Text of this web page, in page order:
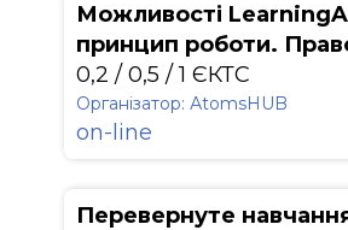
Можливості
принцип роботи.
0,2 / 0,5 / 1 ЄКТС
Організатор: АtomsHUB
on-line
Перевернуте